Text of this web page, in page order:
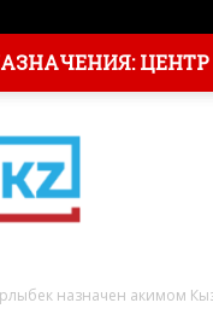
ЦЕНТР
назначен акимом